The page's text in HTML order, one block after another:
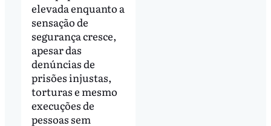
elevada enquanto a
sensação de
segurança cresce,
apesar das
denúncias de
prisões injustas,
torturas e mesmo
execuções de
pessoas sem